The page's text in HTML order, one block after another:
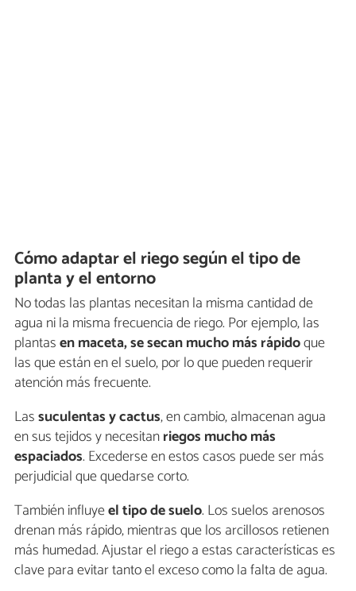
Cómo adaptar el riego según el tipo de
planta y el entorno
No todas las plantas necesitan la misma cantidad de
agua ni la misma frecuencia de riego. Por ejemplo, las
plantasen maceta, se secan mucho más rápidoque
las que están en el suelo, por lo que pueden requerir
atención más frecuente.
Lassuculentas y cactus, en cambio, almacenan agua
en sus tejidos y necesitanriegos mucho más
espaciados. Excederse en estos casos puede ser más
perjudicial que quedarse corto.
También influyeel tipo de suelo. Los suelos arenosos
drenan más rápido, mientras que los arcillosos retienen
más humedad. Ajustar el riego a estas características es
clave para evitar tanto el exceso como la falta de agua.